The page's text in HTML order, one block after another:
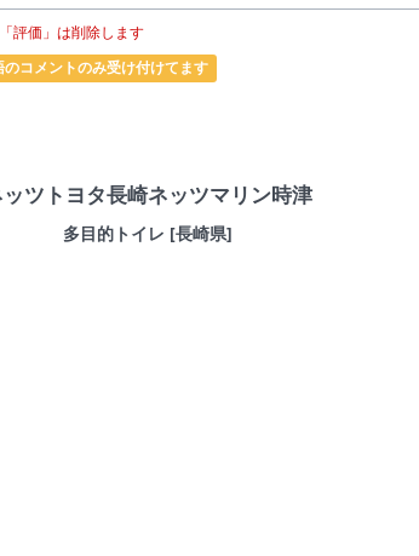
評価」は削除します
コメントのみ受け付けてます
ツトヨタ長崎ネッツマリン時津
多目的トイレ [長崎県]